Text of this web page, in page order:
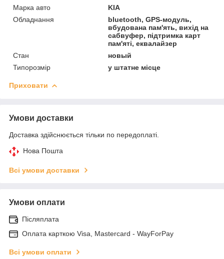
Марка авто
KIA
Обладнання
bluetooth, GPS-модуль,
вбудована пам'ять, вихід на
сабвуфер, підтримка карт
пам'яті, еквалайзер
Стан
новый
Типорозмір
у штатне місце
Приховати
Умови доставки
Доставка здійснюється тільки по передоплаті.
Нова Пошта
Всі умови доставки
Умови оплати
Післяплата
Оплата карткою Visa, Mastercard - WayForPay
Всі умови оплати